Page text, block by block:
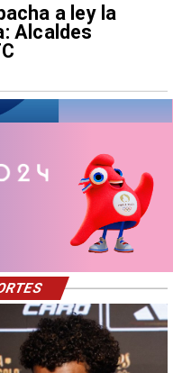
a ley la
Alcaldes